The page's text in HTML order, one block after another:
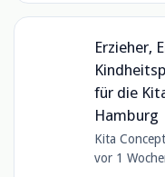
Erzieher,
für die
Hamburg
Kita
vor 1